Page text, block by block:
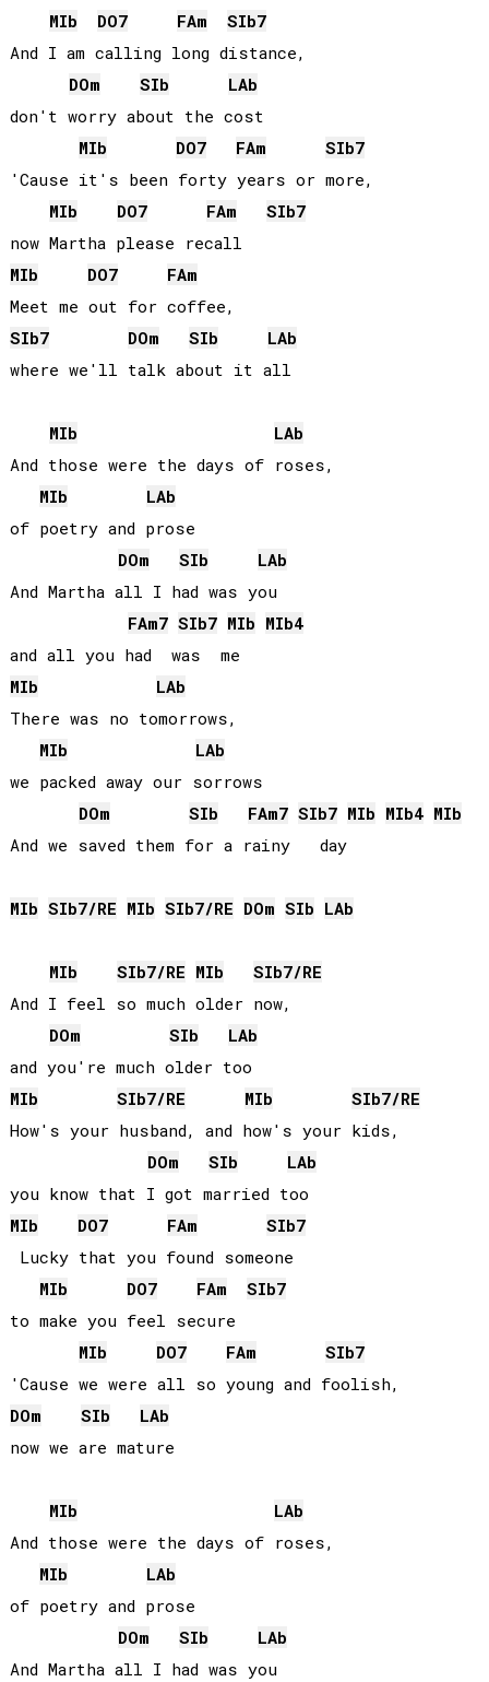
MIb
DO7 FAm SIb7
And I am calling long distance,
DOm SIb
LAb
don't worry about the cost
MIb
DO7 FAm SIb7
'Cause it's been forty years or more,
MIb
DO7 FAm SIb7
MIb
DO7 FAm
SIb7 DOm SIb
LAb
where we'll talk about it all
MIb
LAb
And those were the days of roses,
MIb
LAb
of poetry and prose
DOm SIb
LAb
And Martha all I had was you
FAm7 SIb7 MIb MIb4
MIb
LAb
There was no tomorrows,
MIb
LAb
we packed away our sorrows
DOm SIb FAm7 SIb7 MIb MIb4 MIb
And we saved them for a rainy   day
MIb SIb7/RE MIb SIb7/RE DOm SIb LAb
MIb SIb7/RE MIb SIb7/RE
And I feel so much older now,
DOm SIb
LAb
MIb
SIb7/RE MIb SIb7/RE
How's your husband, and how's your kids,
DOm SIb
LAb
MIb
DO7 FAm SIb7
Lucky that you found someone
MIb
DO7 FAm SIb7
to make you feel secure
MIb
DO7 FAm SIb7
DOm SIb
LAb
now we are mature
MIb
LAb
And those were the days of roses,
MIb
LAb
of poetry and prose
DOm SIb
LAb
And Martha all I had was you